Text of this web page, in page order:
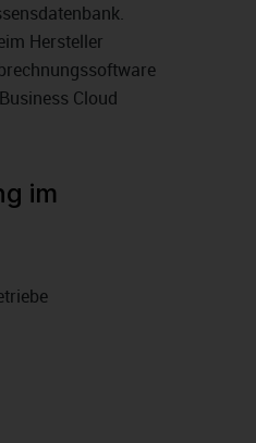
Hersteller
Cloud
im